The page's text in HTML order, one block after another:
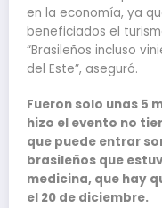
en la economía, ya
beneficiados el
“Brasileños incluso
del Este”, aseguró.
Fueron solo unas 5
hizo el evento no
que puede entrar
brasileños que
medicina, que hay
el 20 de diciembre.